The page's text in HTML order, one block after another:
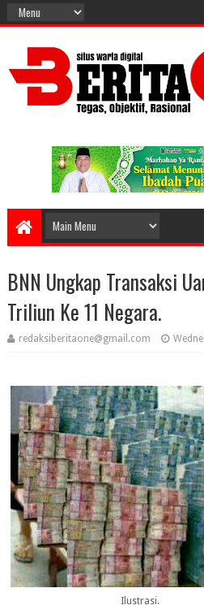
BNN Ungkap Transaksi
Triliun Ke 11 Negara.
redaksiberitaone@gmail.com
Ilustrasi.